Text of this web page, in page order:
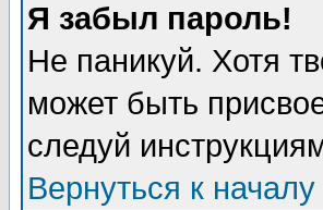
Я забыл пароль!
Не паникуй. Хотя
может быть
следуй
Вернуться к началу